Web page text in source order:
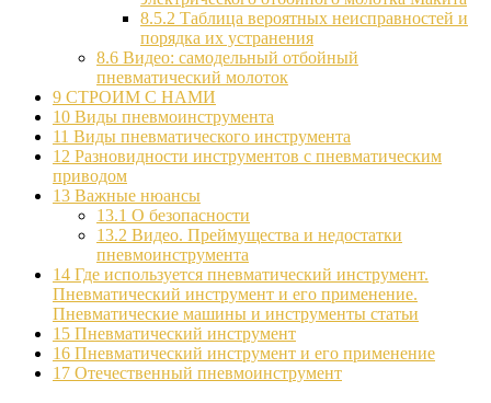
8.5.2 Таблица вероятных неисправностей и
порядка их устранения
8.6 Видео: самодельный отбойный
пневматический молоток
9 СТРОИМ С НАМИ
10 Виды пневмоинструмента
11 Виды пневматического инструмента
12 Разновидности инструментов с пневматическим
приводом
13 Важные нюансы
13.1 О безопасности
13.2 Видео. Преймущества и недостатки
пневмоинструмента
14 Где используется пневматический инструмент.
Пневматический инструмент и его применение.
Пневматические машины и инструменты статьи
15 Пневматический инструмент
16 Пневматический инструмент и его применение
17 Отечественный пневмоинструмент